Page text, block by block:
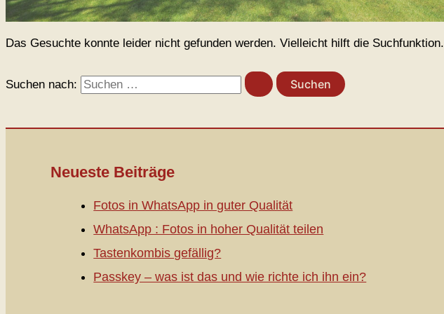
Das Gesuchte konnte leider nicht gefunden werden. Vielleicht hilft die Suchfunktion.
Suchen nach:
Neueste Beiträge
Fotos in WhatsApp in guter Qualität
WhatsApp : Fotos in hoher Qualität teilen
Tastenkombis gefällig?
Passkey – was ist das und wie richte ich ihn ein?